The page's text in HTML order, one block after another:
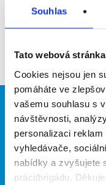
Souhlas
Tato webová
Cookies nejsou jen
pomáháte ve
vašemu souhlasu s
návštěvnosti,
personalizaci reklam
vyhledávače,
nabídky a zvyšujete
práci/brigádu.
Brigádníci
Články
Hledané brigády